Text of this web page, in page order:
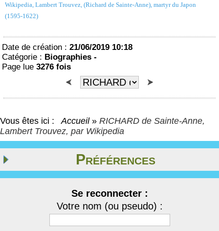
Wikipedia, Lambert Trouvez, (Richard de Sainte-Anne), martyr du Japon
(1595-1622)
Date de création : 21/06/2019 10:18
Catégorie : Biographies -
Page lue 3276 fois
Vous êtes ici : Accueil » RICHARD de Sainte-Anne,
Lambert Trouvez, par Wikipedia
Préférences
Se reconnecter :
Votre nom (ou pseudo) :